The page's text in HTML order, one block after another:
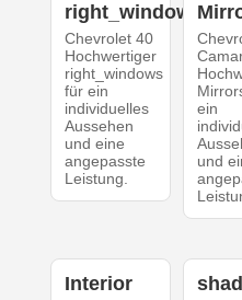
right_windows
Chevrolet 40
Hochwertiger
right_windows
für ein
individuelles
Aussehen
und eine
angepasste
Leistung.
ein
und
Interior